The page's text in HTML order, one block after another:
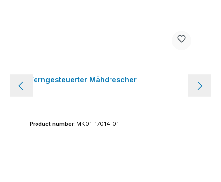
Ferngesteuerter Mähdrescher
Product number: MK01-17014-01